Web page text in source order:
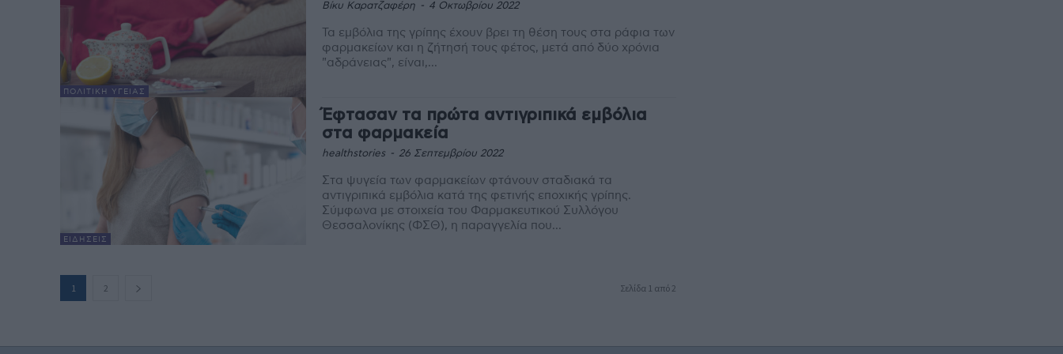
ΠΟΛΙΤΙΚΉ ΥΓΕΊΑΣ
Βίκυ Καρατζαφέρη - 4 Οκτωβρίου 2022
Τα εμβόλια της γρίπης έχουν βρει τη θέση τους στα ράφια των
φαρμακείων και η ζήτησή τους φέτος, μετά από δύο χρόνια
"αδράνειας", είναι,...
ΕΙΔΉΣΕΙΣ
Έφτασαν τα πρώτα αντιγριπικά εμβόλια
στα φαρμακεία
healthstories - 26 Σεπτεμβρίου 2022
Στα ψυγεία των φαρμακείων φτάνουν σταδιακά τα
αντιγριπικά εμβόλια κατά της φετινής εποχικής γρίπης.
Σύμφωνα με στοιχεία του Φαρμακευτικού Συλλόγου
Θεσσαλονίκης (ΦΣΘ), η παραγγελία που...
1 2 Σελίδα 1 από 2